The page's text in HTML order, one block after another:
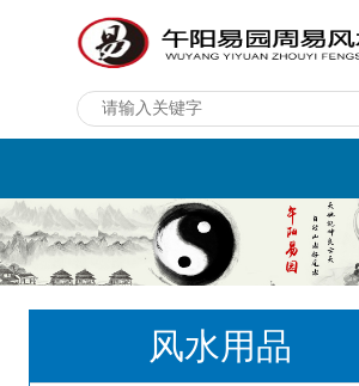
风水用品